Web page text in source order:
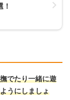
でたり一緒に遊
うにしましょ